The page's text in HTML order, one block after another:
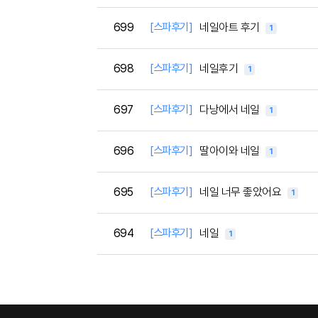
699 [스파후기] 네일아트 후기 1
698 [스파후기] 네일후기 1
697 [스파후기] 다낭에서 네일 1
696 [스파후기] 딸아이와 네일 1
695 [스파후기] 네일 너무 좋았어요 1
694 [스파후기] 네일 1